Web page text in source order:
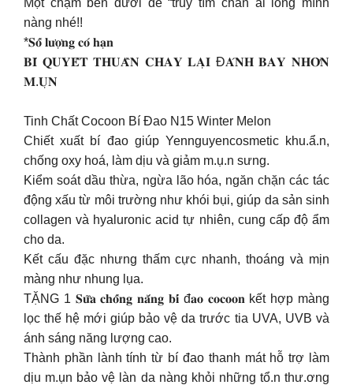
Một chạm bên dưới để “truy tìm chân ái lòng mình
nàng nhé!!
*𝐒𝐨̂́ 𝐥𝐮̛𝐨̛̣𝐧𝐠 𝐜𝐨́ 𝐡𝐚̣𝐧
𝐁𝐈́ 𝐐𝐔𝐘𝐄̂́𝐓 𝐓𝐇𝐔𝐀̂̀𝐍 𝐂𝐇𝐀𝐘 𝐋𝐀̣𝐈 Đ𝐀́𝐍𝐇 𝐁𝐀𝐘 𝐍𝐇𝐎̛̀𝐍
𝐌.𝐔̣𝐍
Tinh Chất Cocoon Bí Đao N15 Winter Melon
Chiết xuất bí đao giúp Yennguyencosmetic khu.ẩ.n,
chống oxy hoá, làm dịu và giảm m.ụ.n sưng.
Kiểm soát dầu thừa, ngừa lão hóa, ngăn chặn các tác
động xấu từ môi trường như khói bụi, giúp da sản sinh
collagen và hyaluronic acid tự nhiên, cung cấp độ ẩm
cho da.
Kết cấu đặc nhưng thấm cực nhanh, thoáng và mịn
màng như nhung lụa.
TẶNG 1 𝐒𝐮̛̃𝐚 𝐜𝐡𝐨̂́𝐧𝐠 𝐧𝐚̆́𝐧𝐠 𝐛𝐢́ đ𝐚𝐨 𝐜𝐨𝐜𝐨𝐨𝐧 kết hợp màng
lọc thế hệ mới giúp bảo vệ da trước tia UVA, UVB và
ánh sáng năng lượng cao.
Thành phần lành tính từ bí đao thanh mát hỗ trợ làm
dịu m.ụn bảo vệ làn da nàng khỏi những tổ.n thư.ơng